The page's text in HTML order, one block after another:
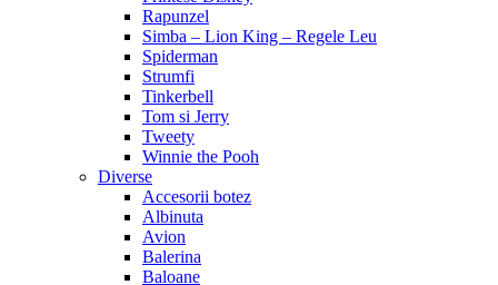
Rapunzel
Simba – Lion King – Regele Leu
Spiderman
Strumfi
Tinkerbell
Tom si Jerry
Tweety
Winnie the Pooh
Diverse
Accesorii botez
Albinuta
Avion
Balerina
Baloane